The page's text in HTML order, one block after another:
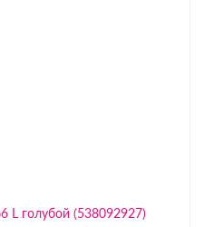
L голубой (538092927)